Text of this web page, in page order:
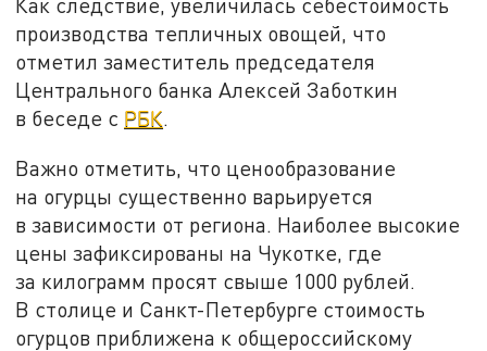
Как следствие, увеличилась себестоимость
производства тепличных овощей, что
отметил заместитель председателя
Центрального банка Алексей Заботкин
в беседе с РБК.
Важно отметить, что ценообразование
на огурцы существенно варьируется
в зависимости от региона. Наиболее высокие
цены зафиксированы на Чукотке, где
за килограмм просят свыше 1000 рублей.
В столице и Санкт-Петербурге стоимость
огурцов приближена к общероссийскому